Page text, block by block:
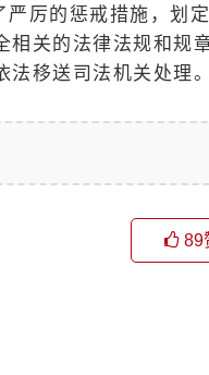
厉的惩戒措施，划
关的法律法规和规
移送司法机关处理。
89